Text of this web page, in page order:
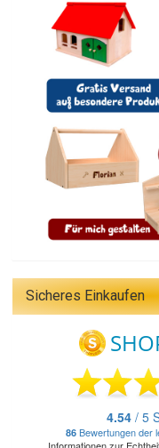
Sicheres Einkaufen